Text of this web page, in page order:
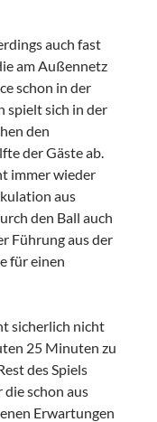
auch fast
am Außennetz
schon in der
spielt sich in der
den
der Gäste ab.
immer wieder
aus
den Ball auch
Führung aus der
für einen
sicherlich nicht
25 Minuten zu
des Spiels
schon aus
Erwartungen